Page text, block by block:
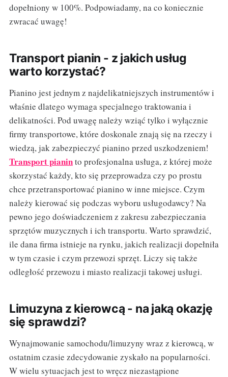
dopełniony w 100%. Podpowiadamy, na co koniecznie
zwracać uwagę!
Transport pianin - z jakich usług
warto korzystać?
Pianino jest jednym z najdelikatniejszych instrumentów i
właśnie dlatego wymaga specjalnego traktowania i
delikatności. Pod uwagę należy wziąć tylko i wyłącznie
firmy transportowe, które doskonale znają się na rzeczy i
wiedzą, jak zabezpieczyć pianino przed uszkodzeniem!
Transport pianinto profesjonalna usługa, z której może
skorzystać każdy, kto się przeprowadza czy po prostu
chce przetransportować pianino w inne miejsce. Czym
należy kierować się podczas wyboru usługodawcy? Na
pewno jego doświadczeniem z zakresu zabezpieczania
sprzętów muzycznych i ich transportu. Warto sprawdzić,
ile dana firma istnieje na rynku, jakich realizacji dopełniła
w tym czasie i czym przewozi sprzęt. Liczy się także
odległość przewozu i miasto realizacji takowej usługi.
Limuzyna z kierowcą - na jaką okazję
się sprawdzi?
Wynajmowanie samochodu/limuzyny wraz z kierowcą, w
ostatnim czasie zdecydowanie zyskało na popularności.
W wielu sytuacjach jest to wręcz niezastąpione